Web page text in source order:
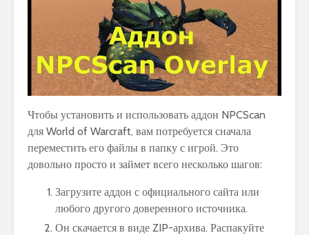
Чтобы установить и использовать аддон NPCScan
для World of Warcraft, вам потребуется сначала
переместить его файлы в папку с игрой. Это
довольно просто и займет всего несколько шагов:
Загрузите аддон с официального сайта или
любого другого доверенного источника.
Он скачается в виде ZIP-архива. Распакуйте